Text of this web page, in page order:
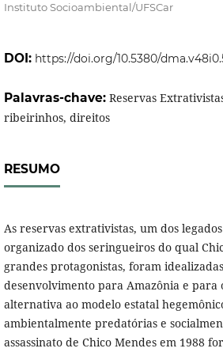
Instituto Socioambiental/UFSCar
DOI: https://doi.org/10.5380/
Palavras-chave: Reservas
ribeirinhos, direitos
RESUMO
As reservas extrativistas, um dos
organizado dos seringueiros do qual
grandes protagonistas, foram
desenvolvimento para Amazônia e para
alternativa ao modelo estatal
ambientalmente predatórias e
assassinato de Chico Mendes em 1988